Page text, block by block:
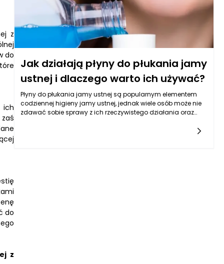
z
do
ich
do
z
Jak działają płyny do płukania jamy
ustnej i dlaczego warto ich używać?
Płyny do płukania jamy ustnej są popularnym elementem
codziennej higieny jamy ustnej, jednak wiele osób może nie
zdawać sobie sprawy z ich rzeczywistego działania oraz
formułach i smakach, mają na celu uzupełnienie codziennej